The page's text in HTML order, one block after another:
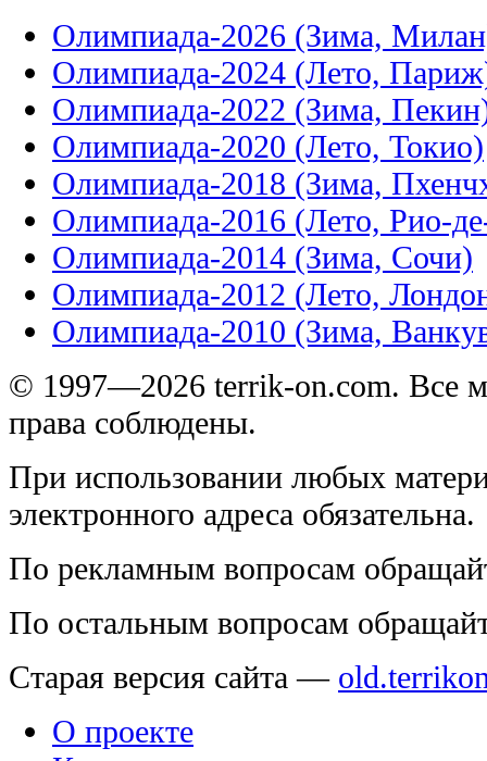
Олимпиада-2026 (Зима,
Олимпиада-2024 (Лето,
Олимпиада-2022 (Зима,
Олимпиада-2020 (Лето, Токио)
Олимпиада-2018 (Зима,
Олимпиада-2016 (Лето, Рио-
Олимпиада-2014 (Зима, Сочи)
Олимпиада-2012 (Лето,
Олимпиада-2010 (Зима,
© 1997—2026 terrik-on.com. Все
права соблюдены.
При использовании любых
электронного адреса обязательна.
По рекламным вопросам
По остальным вопросам
Старая версия сайта —
О проекте